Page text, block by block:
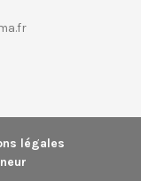
légales